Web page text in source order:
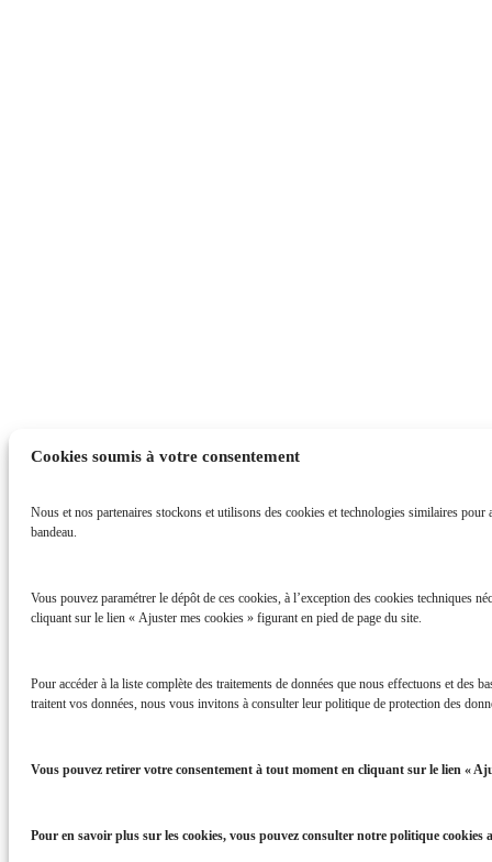
Cookies soumis à votre consentement
Nous et nos partenaires stockons et utilisons des cookies et technologies similaires
bandeau.
Vous pouvez paramétrer le dépôt de ces cookies, à l’exception des cookies techniques
cliquant sur le lien « Ajuster mes cookies » figurant en pied de page du site.
Pour accéder à la liste complète des traitements de données que nous effectuons et
traitent vos données, nous vous invitons à consulter leur politique de protection des
Vous pouvez retirer votre consentement à tout moment en cliquant sur le lien «
Pour en savoir plus sur les cookies, vous pouvez consulter notre politique cookies